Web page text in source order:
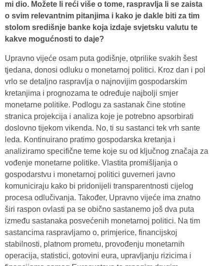
mi dio. Možete li reći više o tome, raspravlja li se zaista
o svim relevantnim pitanjima i kako je dakle biti za tim
stolom središnje banke koja izdaje svjetsku valutu te
kakve mogućnosti to daje?
Upravno vijeće osam puta godišnje, otprilike svakih šest
tjedana, donosi odluku o monetarnoj politici. Kroz dan i pol
vrlo se detaljno raspravlja o najnovijim gospodarskim
kretanjima i prognozama te određuje najbolji smjer
monetarne politike. Podlogu za sastanak čine stotine
stranica projekcija i analiza koje je potrebno apsorbirati
doslovno tijekom vikenda. No, ti su sastanci tek vrh sante
leda. Kontinuirano pratimo gospodarska kretanja i
analiziramo specifične teme koje su od ključnog značaja za
vođenje monetarne politike. Vlastita promišljanja o
gospodarstvu i monetarnoj politici guverneri javno
komuniciraju kako bi pridonijeli transparentnosti cijelog
procesa odlučivanja. Također, Upravno vijeće ima znatno
širi raspon ovlasti pa se obično sastanemo još dva puta
između sastanaka posvećenih monetarnoj politici. Na tim
sastancima raspravljamo o, primjerice, financijskoj
stabilnosti, platnom prometu, provođenju monetarnih
operacija, statistici, gotovini eura, upravljanju rizicima i